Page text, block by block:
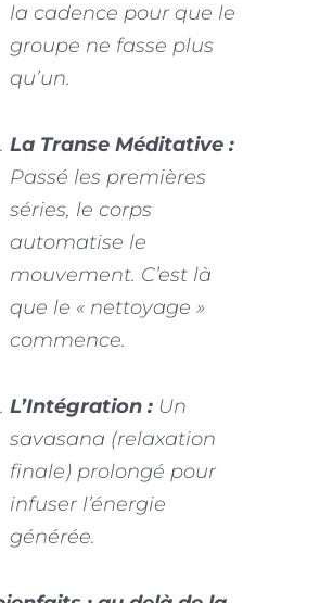
la cadence pour que le
groupe ne fasse plus
qu’un.
La Transe Méditative :
Passé les premières
séries, le corps
automatise le
mouvement. C’est là
que le « nettoyage »
commence.
L’Intégration :Un
savasana (relaxation
finale) prolongé pour
infuser l’énergie
générée.